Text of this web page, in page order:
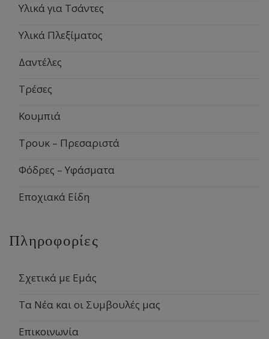
Υλικά για Τσάντες
Υλικά Πλεξίματος
Δαντέλες
Τρέσες
Κουμπιά
Τρουκ – Πρεσαριστά
Φόδρες – Υφάσματα
Εποχιακά Είδη
Πληροφορίες
Σχετικά με Εμάς
Τα Νέα και οι Συμβουλές μας
Επικοινωνία